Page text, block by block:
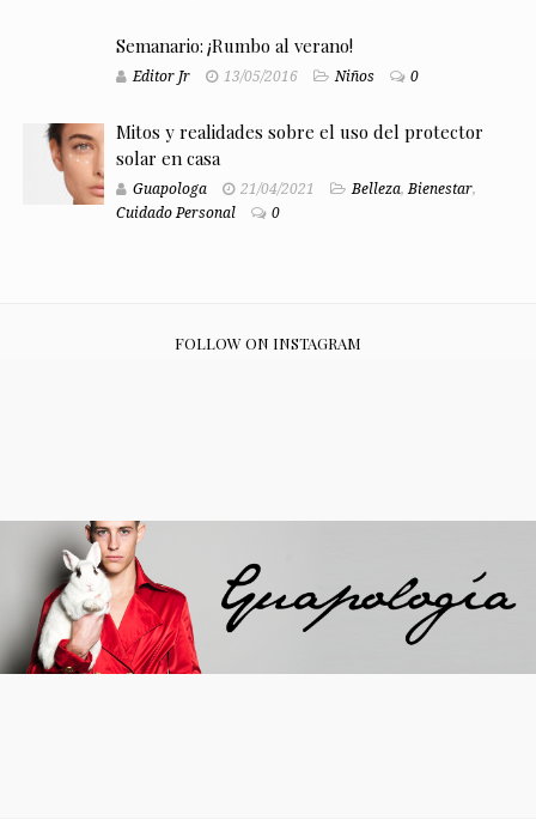
Semanario: ¡Rumbo al verano!
Editor Jr 13/05/2016 Niños 0
Mitos y realidades sobre el uso del protector
solar en casa
Guapologa 21/04/2021 Belleza, Bienestar,
Cuidado Personal
0
FOLLOW ON INSTAGRAM